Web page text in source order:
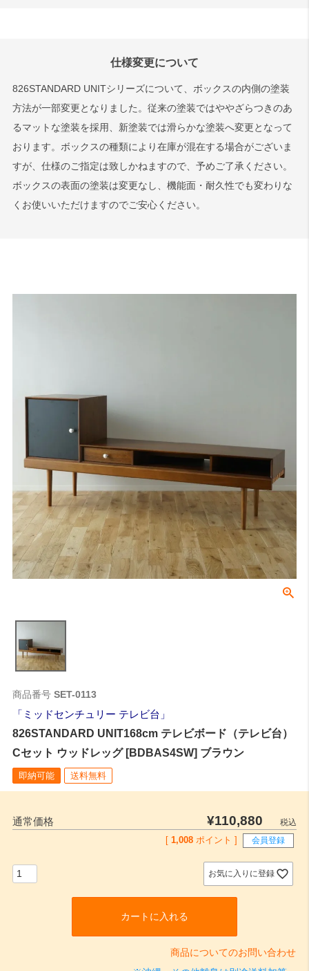
仕様変更について
826STANDARD UNITシリーズについて、ボックスの内側の塗装
方法が一部変更となりました。従来の塗装ではややざらつきのあ
るマットな塗装を採用、新塗装では滑らかな塗装へ変更となって
おります。ボックスの種類により在庫が混在する場合がございま
すが、仕様のご指定は致しかねますので、予めご了承ください。
ボックスの表面の塗装は変更なし、機能面・耐久性でも変わりな
くお使いいただけますのでご安心ください。
商品番号 SET-0113
ミッドセンチュリー テレビ台
826STANDARD UNIT168cm テレビボード（テレビ台）
Cセット ウッドレッグ [BDBAS4SW] ブラウン
即納可能 送料無料
通常価格 ¥110,880
税込
1,008 ポイント ] 会員登録
お気に入りに登録
カートに入れる
商品についてのお問い合わせ